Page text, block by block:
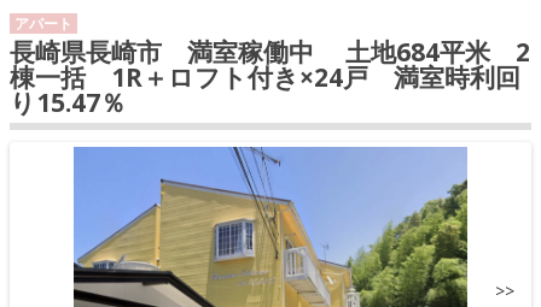
アパート
長崎県長崎市 満室稼働中 土地684平米 2
棟一括 1R＋ロフト付き×24戸 満室時利回
り15.47％
>>